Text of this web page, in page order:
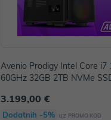
Avenio Prodigy Intel Core i7
60GHz 32GB 2TB NVMe
6GB GDDR7 OC Edition P/N:
3.199,00 €
Dodatnih -5% uz PROMO KOD